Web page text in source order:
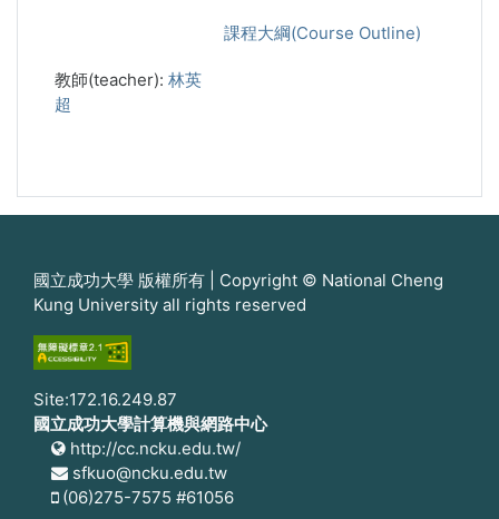
課程大綱(Course Outline)
教師(teacher): 林英
超
國立成功大學 版權所有 | Copyright © National Cheng
Kung University all rights reserved
Site:172.16.249.87
國立成功大學計算機與網路中心
http://cc.ncku.edu.tw/
sfkuo@ncku.edu.tw
(06)275-7575 #61056